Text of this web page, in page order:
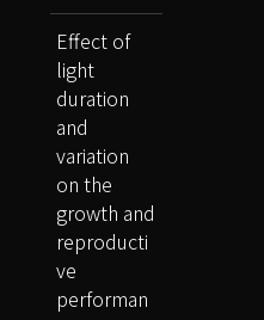
Effect of
light
duration
and
variation
on the
growth and
reproducti
ve
performan